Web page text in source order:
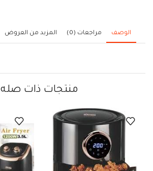
الوصف مراجعات (0) المزيد من العروض
منتجات ذات صله